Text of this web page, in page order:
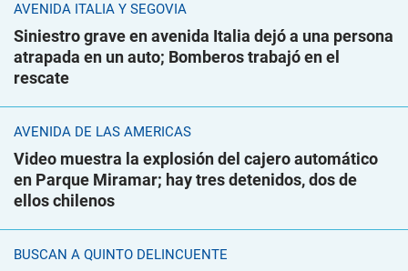
AVENIDA ITALIA Y SEGOVIA
Siniestro grave en avenida Italia dejó a una persona
atrapada en un auto; Bomberos trabajó en el
rescate
AVENIDA DE LAS AMÉRICAS
Video muestra la explosión del cajero automático
en Parque Miramar; hay tres detenidos, dos de
ellos chilenos
BUSCAN A QUINTO DELINCUENTE